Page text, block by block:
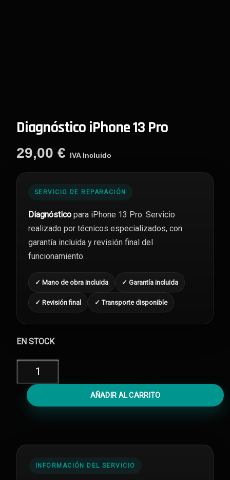
Diagnóstico iPhone 13 Pro
29,00 € IVA Incluido
SERVICIO DE REPARACIÓN
Diagnóstico para iPhone 13 Pro. Servicio
realizado por técnicos especializados, con
garantía incluida y revisión final del
funcionamiento.
✓ Mano de obra incluida ✓ Garantía incluida
✓ Revisión final ✓ Transporte disponible
EN STOCK
Diagnóstico
iPhone
Pro
AÑADIR AL CARRITO
INFORMACIÓN DEL SERVICIO